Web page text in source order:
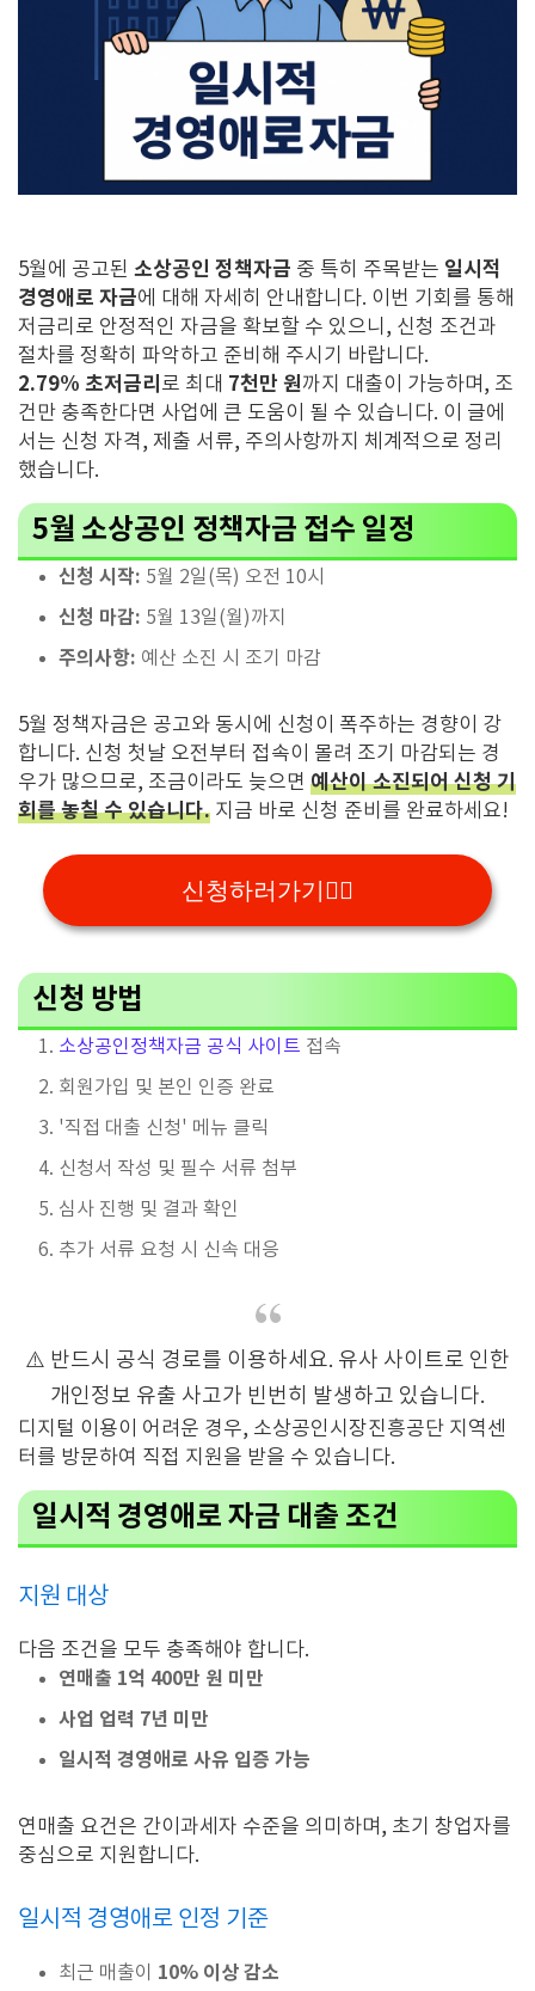
5월에 공고된 소상공인 정책자금 중 특히 주목받는 일시적
경영애로 자금에 대해 자세히 안내합니다. 이번 기회를 통해
저금리로 안정적인 자금을 확보할 수 있으니, 신청 조건과
절차를 정확히 파악하고 준비해 주시기 바랍니다.
2.79% 초저금리 로 최대 7천만 원까지 대출이 가능하며, 조
건만 충족한다면 사업에 큰 도움이 될 수 있습니다. 이 글에
서는 신청 자격, 제출 서류, 주의사항까지 체계적으로 정리
했습니다.
5월 소상공인 정책자금 접수 일정
신청 시작: 5월 2일(목) 오전 10시
신청 마감: 5월 13일(월)까지
주의사항: 예산 소진 시 조기 마감
5월 정책자금은 공고와 동시에 신청이 폭주하는 경향이 강
합니다. 신청 첫날 오전부터 접속이 몰려 조기 마감되는 경
우가 많으므로, 조금이라도 늦으면 예산이 소진되어 신청 기
회를 놓칠 수 있습니다. 지금 바로 신청 준비를 완료하세요!
신청하러가기👉🏻
신청 방법
소상공인정책자금 공식 사이트 접속
회원가입 및 본인 인증 완료
'직접 대출 신청' 메뉴 클릭
신청서 작성 및 필수 서류 첨부
심사 진행 및 결과 확인
추가 서류 요청 시 신속 대응
⚠️ 반드시 공식 경로를 이용하세요. 유사 사이트로 인한
개인정보 유출 사고가 빈번히 발생하고 있습니다.
디지털 이용이 어려운 경우, 소상공인시장진흥공단 지역센
터를 방문하여 직접 지원을 받을 수 있습니다.
일시적 경영애로 자금 대출 조건
지원 대상
다음 조건을 모두 충족해야 합니다.
연매출 1억 400만 원 미만
사업 업력 7년 미만
일시적 경영애로 사유 입증 가능
연매출 요건은 간이과세자 수준을 의미하며, 초기 창업자를
중심으로 지원합니다.
일시적 경영애로 인정 기준
최근 매출이 10% 이상 감소